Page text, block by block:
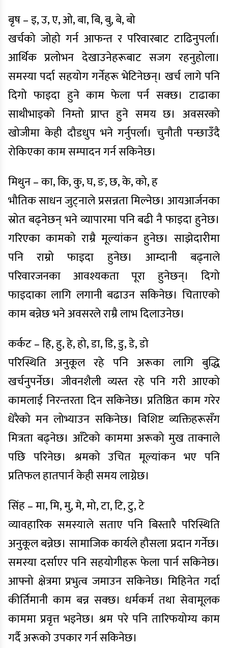
बृष – इ, उ, ए, ओ, बा, बि, बु, बे, बो
खर्चको जोहो गर्न आफन्त र परिवारबाट टाढिनुपर्ला।
आर्थिक प्रलोभन देखाउनेहरूबाट सजग रहनुहोला।
समस्या पर्दा सहयोग गर्नेहरू भेटिनेछन्। खर्च लागे पनि
दिगो फाइदा हुने काम फेला पर्न सक्छ। टाढाका
साथीभाइको निम्तो प्राप्त हुने समय छ। अवसरको
खोजीमा केही दौडधुप भने गर्नुपर्ला। चुनौती पन्छाउँदै
रोकिएका काम सम्पादन गर्न सकिनेछ।
मिथुन – का, कि, कु, घ, ङ, छ, के, को, ह
भौतिक साधन जुट्नाले प्रसन्नता मिल्नेछ। आयआर्जनका
स्रोत बढ्नेछन् भने व्यापारमा पनि बढी नै फाइदा हुनेछ।
गरिएका कामको राम्रै मूल्यांकन हुनेछ। साझेदारीमा
पनि राम्रो फाइदा हुनेछ। आम्दानी बढ्नाले
परिवारजनका आवश्यकता पूरा हुनेछन्। दिगो
फाइदाका लागि लगानी बढाउन सकिनेछ। चिताएको
काम बन्नेछ भने अवसरले राम्रै लाभ दिलाउनेछ।
कर्कट – हि, हु, हे, हो, डा, डि, डु, डे, डो
परिस्थिति अनुकूल रहे पनि अरूका लागि बुद्धि
खर्चनुपर्नेछ। जीवनशैली व्यस्त रहे पनि गरी आएको
कामलाई निरन्तरता दिन सकिनेछ। प्रतिष्ठित काम गरेर
धेरैको मन लोभ्याउन सकिनेछ। विशिष्ट व्यक्तिहरूसँग
मित्रता बढ्नेछ। आँटेको काममा अरूको मुख ताक्नाले
पछि परिनेछ। श्रमको उचित मूल्यांकन भए पनि
प्रतिफल हातपार्न केही समय लाग्नेछ।
सिंह – मा, मि, मु, मे, मो, टा, टि, टु, टे
व्यावहारिक समस्याले सताए पनि बिस्तारै परिस्थिति
अनुकूल बन्नेछ। सामाजिक कार्यले हौसला प्रदान गर्नेछ।
समस्या दर्साएर पनि सहयोगीहरू फेला पार्न सकिनेछ।
आफ्नो क्षेत्रमा प्रभुत्व जमाउन सकिनेछ। मिहिनेत गर्दा
कीर्तिमानी काम बन्न सक्छ। धर्मकर्म तथा सेवामूलक
काममा प्रवृत्त भइनेछ। श्रम परे पनि तारिफयोग्य काम
गर्दै अरूको उपकार गर्न सकिनेछ।